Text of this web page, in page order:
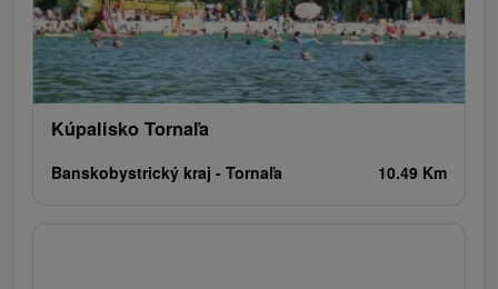
Kúpalisko Tornaľa
Banskobystrický kraj - Tornaľa 10.49 Km